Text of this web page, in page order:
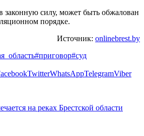
законную силу, может быть обжалован
порядке.
Источник: onlinebrest.by
#приговор#суд
TwitterWhatsAppTelegramViber
на реках Брестской области